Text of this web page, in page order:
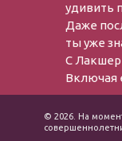
удивить
Даже
ты уже
С
Включая
© 2026. На